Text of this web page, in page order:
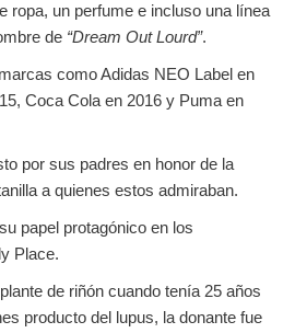
ropa, un perfume e incluso una línea
de “Dream Out Lourd”.
como Adidas NEO Label en
Coca Cola en 2016 y Puma en
por sus padres en honor de la
a quienes estos admiraban.
papel protagónico en los
Place.
de riñón cuando tenía 25 años
producto del lupus, la donante fue